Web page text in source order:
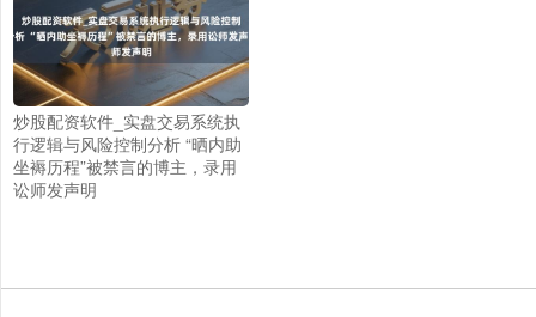
炒股配资软件_实盘交易系统执
行逻辑与风险控制分析 “晒内助
坐褥历程”被禁言的博主，录用
讼师发声明
上证综指 3930.84